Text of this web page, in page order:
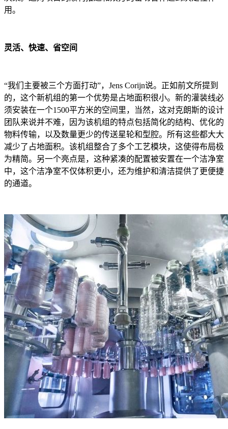
用。
灵活、快速、省空间
“我们主要被三个方面打动”，Jens Corijn说。正如前文所提到
的，这个新机组的第一个优势是占地面积很小。新的灌装线必
须安装在一个1500平方米的空间里，当然，这对克朗斯的设计
团队来说并不难，因为该机组的特点包括简化的结构、优化的
物料传输，以及数量更少的传送星轮和型腔。所有这些都大大
减少了占地面积。该机组整合了多个工艺模块，这使得布局极
为精简。另一个亮点是，这种紧凑的配置被安置在一个洁净室
中，这个洁净室不仅体积更小，还为维护和清洁提供了更便捷
的通道。